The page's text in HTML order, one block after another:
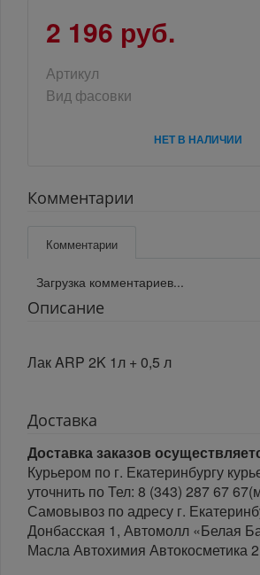
2 196 руб.
Артикул
Вид фасовки
НЕТ В НАЛИЧИИ
Комментарии
Комментарии
Загрузка комментариев...
Описание
Лак ARP 2K 1л + 0,5 л
Доставка
Доставка заказов
Курьером по г. Екатеринбургу
уточнить по Тел: 8 (343) 287 67
Самовывоз по адресу г.
Донбасская 1, Автомолл «Белая
Масла Автохимия Автокосметика